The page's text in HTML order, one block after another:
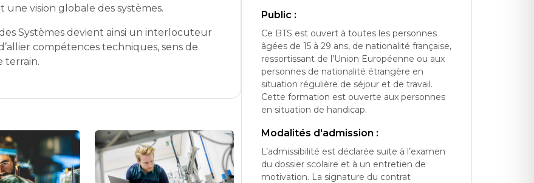
Public :
Ce BTS est ouvert à toutes les personnes
âgées de 15 à 29 ans, de nationalité française,
ressortissant de l’Union Européenne ou aux
personnes de nationalité étrangère en
situation régulière de séjour et de travail.
Cette formation est ouverte aux personnes
en situation de handicap.
Modalités d'admission :
L’admissibilité est déclarée suite à l’examen
du dossier scolaire et à un entretien de
motivation. La signature du contrat
vision globale des systèmes.
Systèmes devient ainsi un interlocuteur
compétences techniques, sens de
terrain.